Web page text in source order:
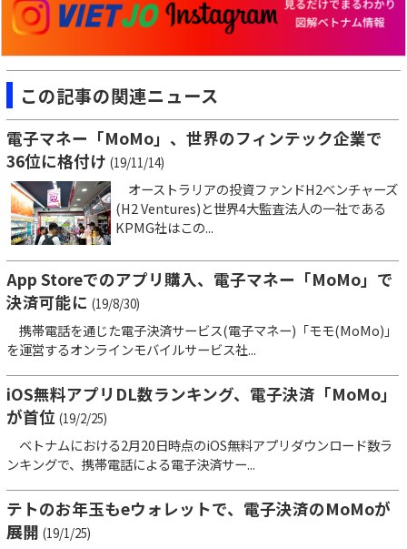
この記事の関連ニュース
電子マネー「MoMo」、世界のフィンテック企業で
36位に格付け (19/11/14)
オーストラリアの投資ファンドH2ベンチャーズ
(H2 Ventures)と世界4大監査法人の一社である
KPMG社はこの...
App Storeでのアプリ購入、電子マネー「MoMo」で
決済可能に (19/8/30)
携帯電話を通じた電子決済サービス(電子マネー)「モモ(MoMo)」
を運営するオンラインモバイルサービス社...
iOS無料アプリDL数ランキング、電子決済「MoMo」
が首位 (19/2/25)
ベトナムにおける2月20日時点のiOS無料アプリダウンロード数ラ
ンキングで、携帯電話による電子決済サー...
テトのお年玉もeウォレットで、電子決済のMoMoが
展開 (19/1/25)